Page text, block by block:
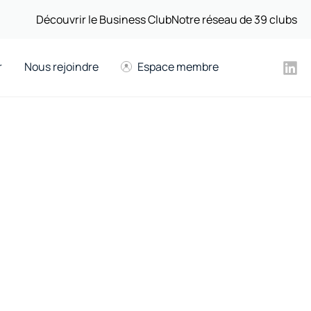
Découvrir le Business ClubNotre réseau de 39 clubs
Nous rejoindre Espace membre